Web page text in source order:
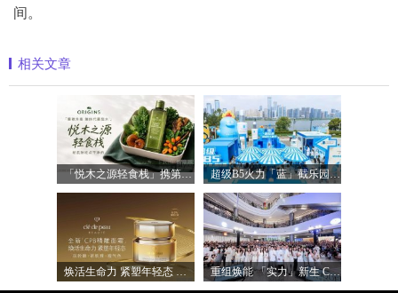
间。
相关文章
「悦木之源轻食栈」携第四代菌菇水轻盈 超级B5火力「蓝」截乐园登陆长沙，理肤
焕活生命力 紧塑年轻态 全新「CPB精雕面 重组焕能 「实力」新生 Clinique倩碧携手品